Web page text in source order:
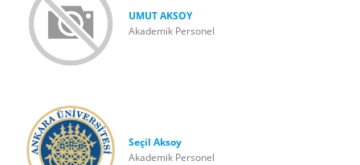
UMUT AKSOY
Akademik Personel
Seçil Aksoy
Akademik Personel